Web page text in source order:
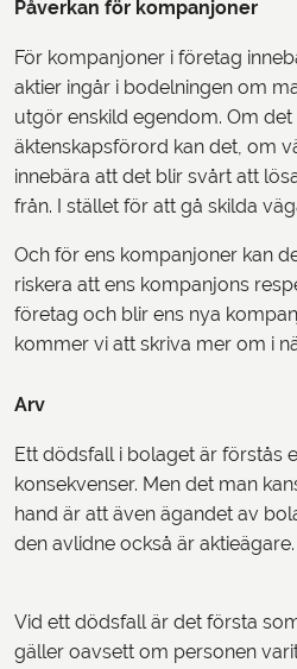
Påverkan för kompanjoner
För kompanjoner i företag
aktier ingår i bodelningen om
utgör enskild egendom. Om det
äktenskapsförord kan det, om
innebära att det blir svårt att
från. I stället för att gå skilda
Och för ens kompanjoner kan
riskera att ens kompanjons
företag och blir ens nya
kommer vi att skriva mer om i
Arv
Ett dödsfall i bolaget är förstås
konsekvenser. Men det man
hand är att även ägandet av
den avlidne också är aktieägare.
Vid ett dödsfall är det första
gäller oavsett om personen